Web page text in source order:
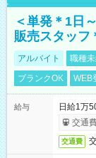
＜単発＊1日
販売スタッフ
アルバイト 職種
ブランクOK
WEB
給与
日給1万
交通
交通費